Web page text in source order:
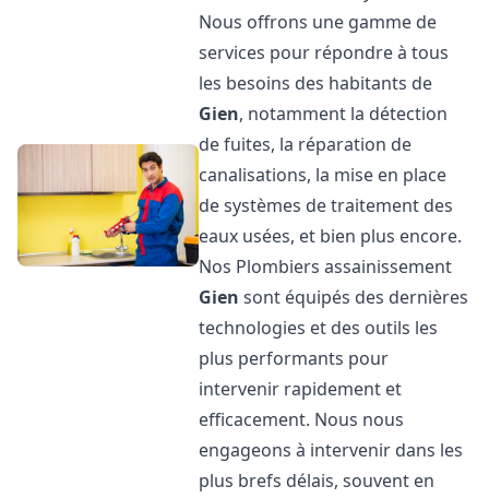
Nous offrons une gamme de
services pour répondre à tous
les besoins des habitants de
Gien, notamment la détection
de fuites, la réparation de
canalisations, la mise en place
de systèmes de traitement des
eaux usées, et bien plus encore.
Nos Plombiers assainissement
Gien sont équipés des dernières
technologies et des outils les
plus performants pour
intervenir rapidement et
efficacement. Nous nous
engageons à intervenir dans les
plus brefs délais, souvent en